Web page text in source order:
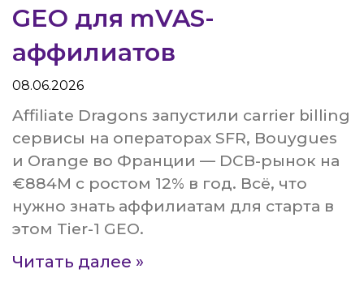
GEO для mVAS-
аффилиатов
08.06.2026
Affiliate Dragons запустили carrier billing
сервисы на операторах SFR, Bouygues
и Orange во Франции — DCB-рынок на
€884M с ростом 12% в год. Всё, что
нужно знать аффилиатам для старта в
этом Tier-1 GEO.
Читать далее »